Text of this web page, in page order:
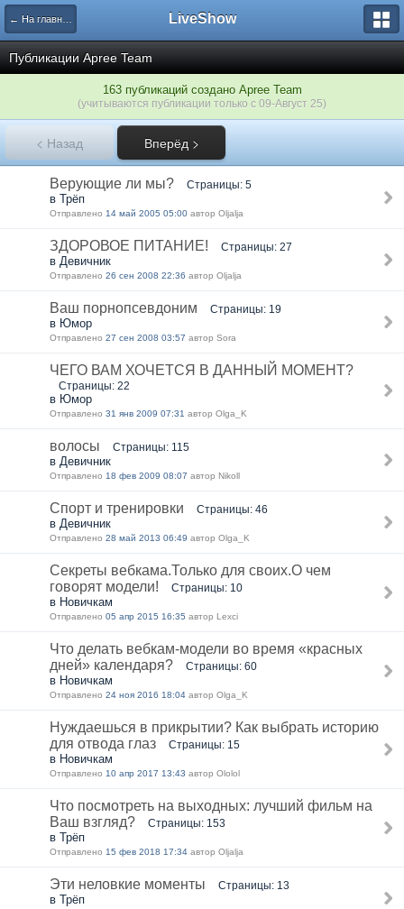
← На главную LiveShow
Публикации Apree Team
163 публикаций создано Apree Team
(учитываются публикации только с 09-Август 25)
< Назад Вперёд >
Верующие ли мы? Страницы: 5
в Трёп
Отправлено 14 май 2005 05:00 автор Oljalja
ЗДОРОВОЕ ПИТАНИЕ! Страницы: 27
в Девичник
Отправлено 26 сен 2008 22:36 автор Oljalja
Ваш порнопсевдоним Страницы: 19
в Юмор
Отправлено 27 сен 2008 03:57 автор Sora
ЧЕГО ВАМ ХОЧЕТСЯ В ДАННЫЙ МОМЕНТ?
Страницы: 22
в Юмор
Отправлено 31 янв 2009 07:31 автор Olga_K
волосы Страницы: 115
в Девичник
Отправлено 18 фев 2009 08:07 автор Nikoll
Спорт и тренировки Страницы: 46
в Девичник
Отправлено 28 май 2013 06:49 автор Olga_K
Секреты вебкама.Только для своих.О чем
говорят модели!
Страницы: 10
в Новичкам
Отправлено 05 апр 2015 16:35 автор Lexci
Что делать вебкам-модели во время «красных
дней» календаря?
Страницы: 60
в Новичкам
Отправлено 24 ноя 2016 18:04 автор Olga_K
Нуждаешься в прикрытии? Как выбрать историю
для отвода глаз
Страницы: 15
в Новичкам
Отправлено 10 апр 2017 13:43 автор Ololol
Что посмотреть на выходных: лучший фильм на
Ваш взгляд?
Страницы: 153
в Трёп
Отправлено 15 фев 2018 17:34 автор Oljalja
Эти неловкие моменты Страницы: 13
в Трёп